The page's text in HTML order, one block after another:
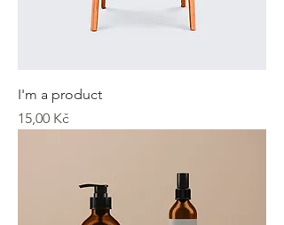
I'm a product
Cena
15,00 Kč